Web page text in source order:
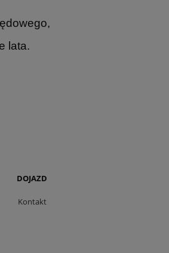
lata.
DOJAZD
Kontakt